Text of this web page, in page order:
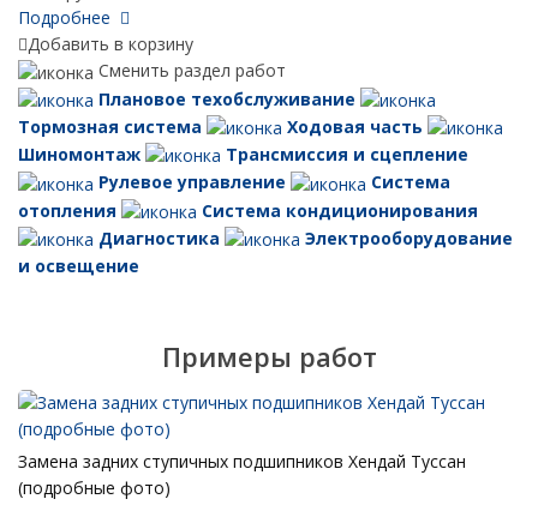
Подробнее
Добавить в корзину
Сменить раздел работ
Плановое техобслуживание
Тормозная система
Ходовая часть
Шиномонтаж
Трансмиссия и сцепление
Рулевое управление
Система
отопления
Система кондиционирования
Диагностика
Электрооборудование
и освещение
Примеры работ
Замена задних ступичных подшипников Хендай Туссан
(подробные фото)